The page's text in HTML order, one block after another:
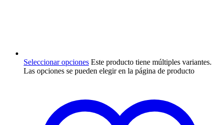
Seleccionar opciones Este producto tiene múltiples variantes.
Las opciones se pueden elegir en la página de producto